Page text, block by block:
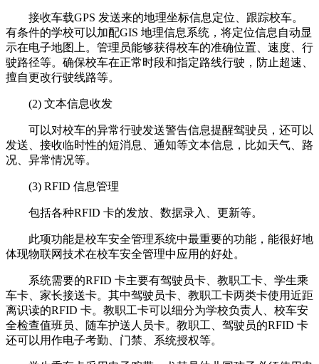
接收车载GPS 发送来的地理坐标信息定位、跟踪校车。
有条件的学校可以加配GIS 地理信息系统，将定位信息自动显
示在电子地图上。管理员能够获得校车的准确位置、速度、行
驶路径等。确保校车在正常时段和指定路线行驶，防止超速、
擅自更改行驶线路等。
(2) 文本信息收发
可以对校车的异常行驶发送警告信息提醒驾驶员，还可以
发送、接收临时性的短消息、通知等文本信息，比如天气、路
况、异常情况等。
(3) RFID 信息管理
包括各种RFID 卡的发放、数据录入、更新等。
此项功能是校车安全管理系统中最重要的功能，能很好地
体现物联网技术在校车安全管理中应用的好处。
系统需要的RFID 卡主要有驾驶员卡、教职工卡、学生乘
车卡、家长接送卡。其中驾驶员卡、教职工卡两类卡使用近距
离识读的RFID 卡。教职工卡可以细分为学校负责人、校车安
全检查值班员、随车护送人员卡。教职工、驾驶员的RFID 卡
还可以用作电子考勤、门禁、系统授权等。